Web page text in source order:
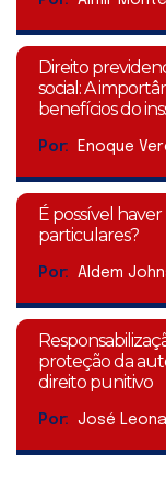
Direito
social: A
benefícios do
Por: Enoque
É possível
particulares?
Por: Aldem
proteção da
direito punitivo
Por: José